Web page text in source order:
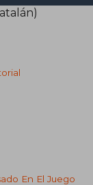
En El Juego